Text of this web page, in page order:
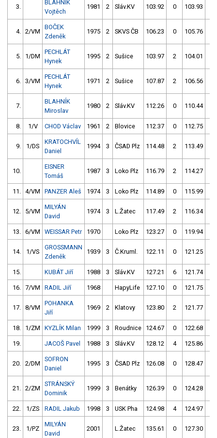
3.
BLAHNÍK
Vojtěch
1981 2 Sláv.KV 103.92 0 103.93
4. 2/VM
BOČEK
Zdeněk
1975 2 SKVS ČB 106.23 0 105.76
5. 1/DM
PECHLÁT
Hynek
1995 2 Sušice 103.97 2 104.01
6. 3/VM
PECHLÁT
Hynek
1971 2 Sušice 107.87 2 106.56
7.
BLAHNÍK
Miroslav
1980 2 Sláv.KV 112.26 0 110.44
8. 1/V CHOD Václav 1961 2 Blovice 112.37 0 112.75
9. 1/DS
KRATOCHVÍL
Daniel
1994 3 ČSAD Plz 114.48 2 113.49
10.
EISNER
Tomáš
1987 3 Loko Plz 116.79 2 114.27
11. 4/VM PANZER Aleš 1974 3 Loko Plz 114.89 0 115.99
12. 5/VM
MILYÁN
David
1974 3 L.Žatec 117.49 2 116.34
13. 6/VM WEISSAR Petr 1970 Loko Plz 123.27 0 119.94
14. 1/VS
GROSSMANN
Zdeněk
1939 3 Č.Kruml. 122.11 0 121.25
15. KUBÁT Jiří 1988 3 Sláv.KV 127.21 6 121.74
16. 7/VM RADIL Jiří 1968 HapyLife 127.10 0 121.75
17. 8/VM
POHANKA
Jiří
1969 2 Klatovy 123.80 2 121.77
18. 1/ZM KYZLÍK Milan 1999 3 Roudnice 124.67 0 122.68
19. JACOŠ Pavel 1988 3 Sláv.KV 128.12 4 125.86
20. 2/DM
SOFRON
Daniel
1995 3 ČSAD Plz 126.08 0 128.47
21. 2/ZM
STRÁNSKÝ
Dominik
1999 3 Benátky 126.39 0 124.28
22. 1/ZS RADIL Jakub 1998 3 USK Pha 124.98 4 124.97
23. 1/PZ
MILYÁN
David
2001 L.Žatec 135.61 0 127.30